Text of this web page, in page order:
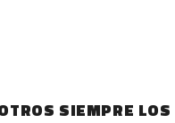
SIEMPRE